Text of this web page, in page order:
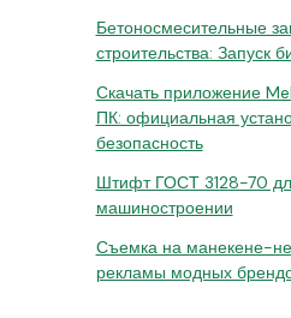
Бетоносмесительные
строительства: Запуск
Скачать приложение
ПК: официальная
безопасность
Штифт ГОСТ 3128-70
машиностроении
Съемка на манекене-
рекламы модных